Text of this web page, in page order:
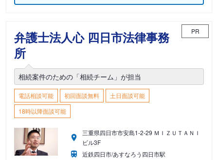
弁護士法人心 四日市法律事務
所
PR
相続案件のための「相続チーム」が担当
電話相談可能 初回面談無料
土日面談可能
18時以降面談可能
三重県四日市市安島1-2-29 ＭＩＺＵＴＡＮＩ
ビル3F
近鉄四日市/あすなろう四日市駅